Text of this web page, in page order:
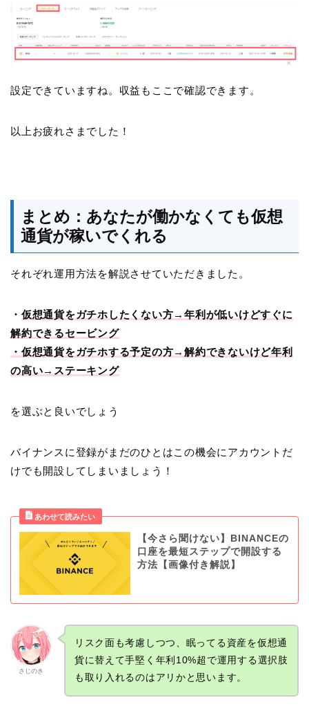
設定できていますね。収益もここで確認できます。
以上お疲れさまでした！
まとめ：あなたが働かなくても仮想
通貨が稼いでくれる
それぞれ運用方法を解説させていただきました。
・ 仮想通貨をガチホしたくない方→年利が低いけどすぐに
解約できるセービング
・仮想通貨をガチホする予定の方→解約できないけど年利
の高い→ステーキング
を選ぶと良いでしょう
バイナンスに登録がまだのひとはこの機会にアカウントだ
けでも開設してしまいましょう！
【今さら聞けない】BINANCEの
口座を最短ステップで開設する
方法【画像付き解説】
さじのき
リスク面も考慮しつつ、眠ってる資産を仮想通
貨に替えて手堅く年利10%超で運用する選択肢
も取り入れるのはアリかと思います。